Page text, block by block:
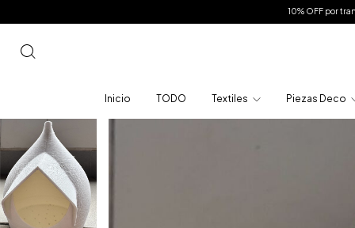
10% OFF por transferencia - 6 Cuotas
Inicio TODO Textiles Piezas Deco